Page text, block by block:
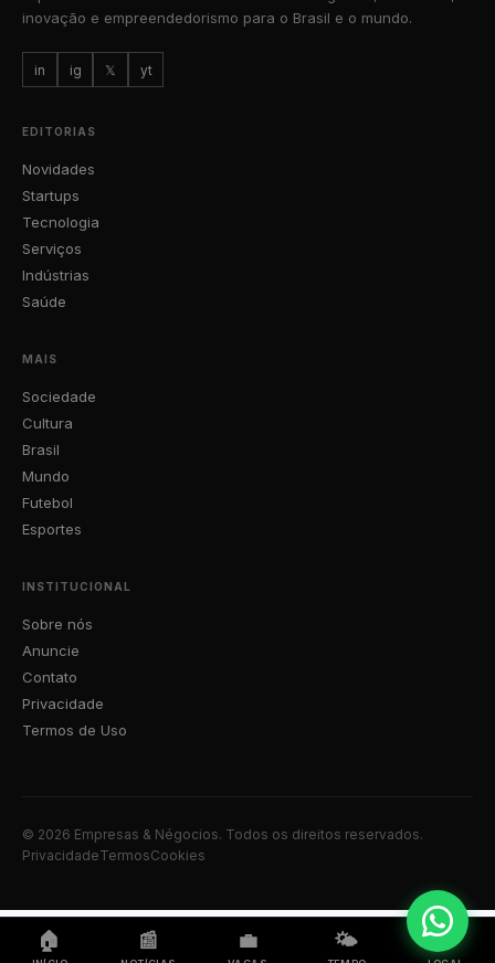
🏠 📰 💼 🌤️ 📍
inovação e empreendedorismo para o Brasil e o mundo.
in ig 𝕏 yt
EDITORIAS
Novidades
Startups
Tecnologia
Serviços
Indústrias
Saúde
MAIS
Sociedade
Cultura
Brasil
Mundo
Futebol
Esportes
INSTITUCIONAL
Sobre nós
Anuncie
Contato
Privacidade
Termos de Uso
© 2026 Empresas & Négocios. Todos os direitos reservados.
PrivacidadeTermosCookies